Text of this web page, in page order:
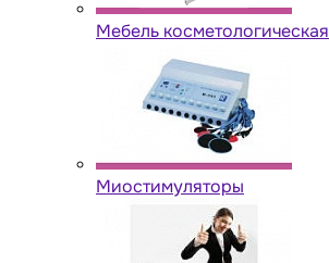
Мебель косметологическая
Миостимуляторы